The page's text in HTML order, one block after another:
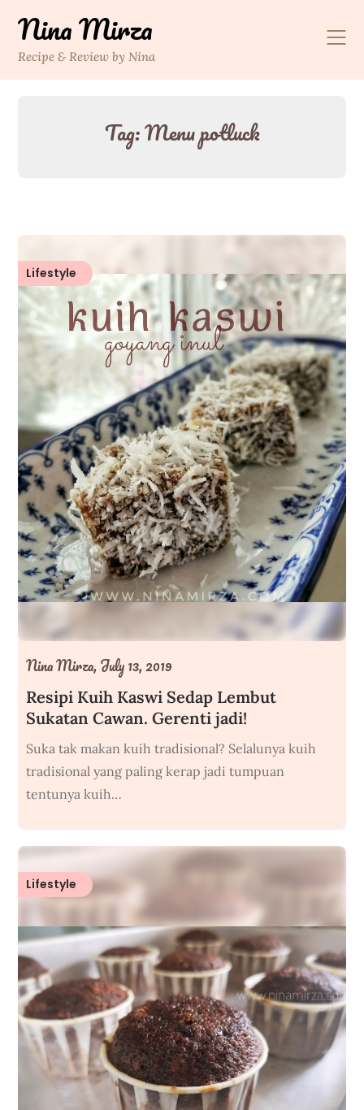
content
Nina Mirza
Recipe & Review by Nina
Tag:Menu potluck
Lifestyle
Resipi Kuih Kaswi Sedap Lembut
Sukatan Cawan. Gerenti jadi!
Nina Mirza, July 13, 2019
Suka tak makan kuih tradisional? Selalunya kuih
tradisional yang paling kerap jadi tumpuan
tentunya kuih…
Lifestyle